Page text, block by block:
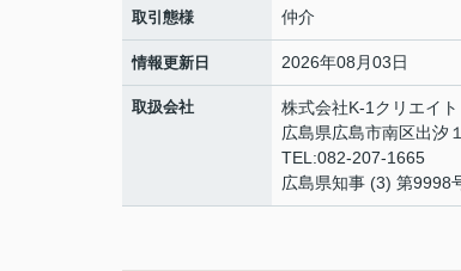
取引態様 仲介
情報更新日 2026年08月03日
取扱会社
株式会社K-1クリエイト
広島県広島市南区出汐
TEL:082-207-1665
広島県知事 (3) 第9998